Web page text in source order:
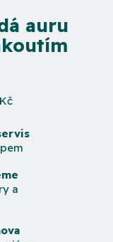
auru
a